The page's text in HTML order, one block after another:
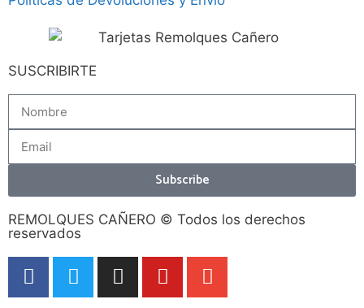
SUSCRIBIRTE
Subscribe
REMOLQUES CAÑERO © Todos los derechos
reservados